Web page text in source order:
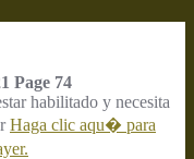
Page 74
habilitado y necesita
Haga clic aqu� para